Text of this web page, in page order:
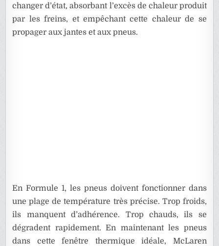
changer d’état, absorbant l’excès de chaleur produit
par les freins, et empêchant cette chaleur de se
propager aux jantes et aux pneus.
En Formule 1, les pneus doivent fonctionner dans
une plage de température très précise. Trop froids,
ils manquent d’adhérence. Trop chauds, ils se
dégradent rapidement. En maintenant les pneus
dans cette fenêtre thermique idéale, McLaren